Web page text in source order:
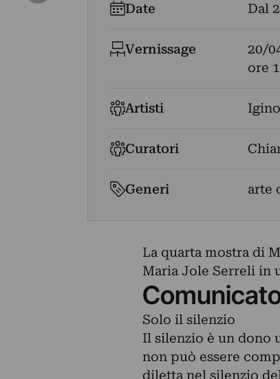
Date Dal
Vernissage
20/
ore
Artisti
Curatori
Generi arte
La quarta mostra di
Maria Jole Serreli in
Solo il silenzio
Il silenzio è un dono
non può essere
diletta nel silenzio